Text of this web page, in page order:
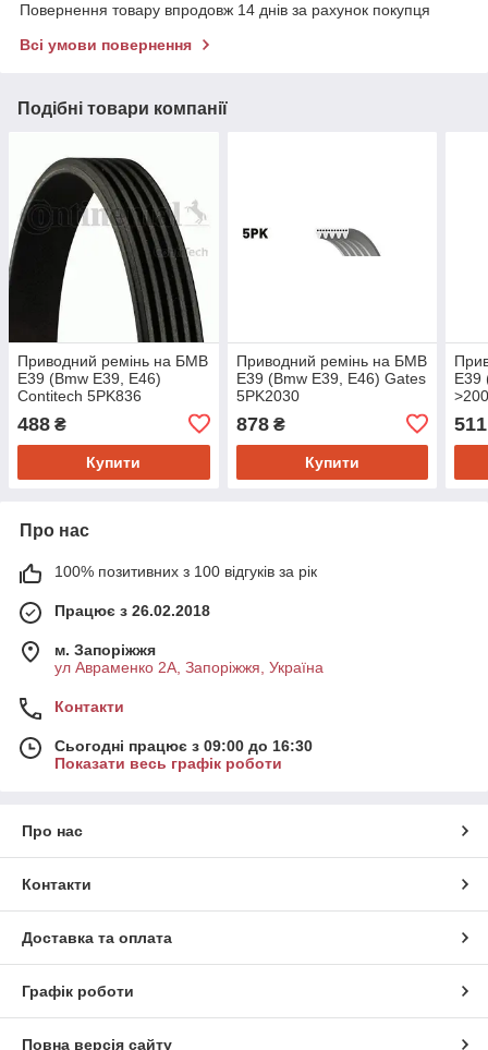
Повернення товару впродовж 14 днів за рахунок покупця
Всі умови повернення
Подібні товари компанії
Приводний ремінь на БМВ
Е39 (Bmw E39, E46)
Contitech 5PK836
488 ₴
Купити
Приводний ремінь на БМВ
Е39 (Bmw E39, E46) Gates
5PK2030
878₴
Купити
Е39
511
Про нас
100% позитивних з 100 відгуків за рік
Працює з 26.02.2018
м. Запоріжжя
ул Авраменко 2А, Запоріжжя, Україна
Контакти
Сьогодні працює з 09:00 до 16:30
Показати весь графік роботи
Про нас
Контакти
Доставка та оплата
Графік роботи
Повна версія сайту